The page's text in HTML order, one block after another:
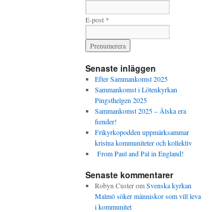
E-post *
Senaste inläggen
Efter Sammankomst 2025
Sammankomst i Lötenkyrkan
Pingsthelgen 2025
Sammankomst 2025 – Älska era
fiender!
Frikyrkopodden uppmärksammar
kristna kommuniteter och kollektiv
From Paul and Pal in England!
Senaste kommentarer
Robyn CusteromSvenska kyrkan
Malmö söker människor som vill leva
i kommunitet